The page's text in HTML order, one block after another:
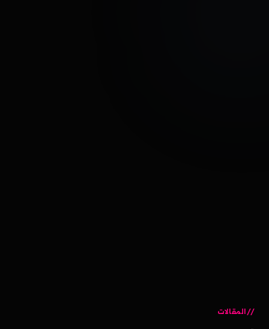
المقالات